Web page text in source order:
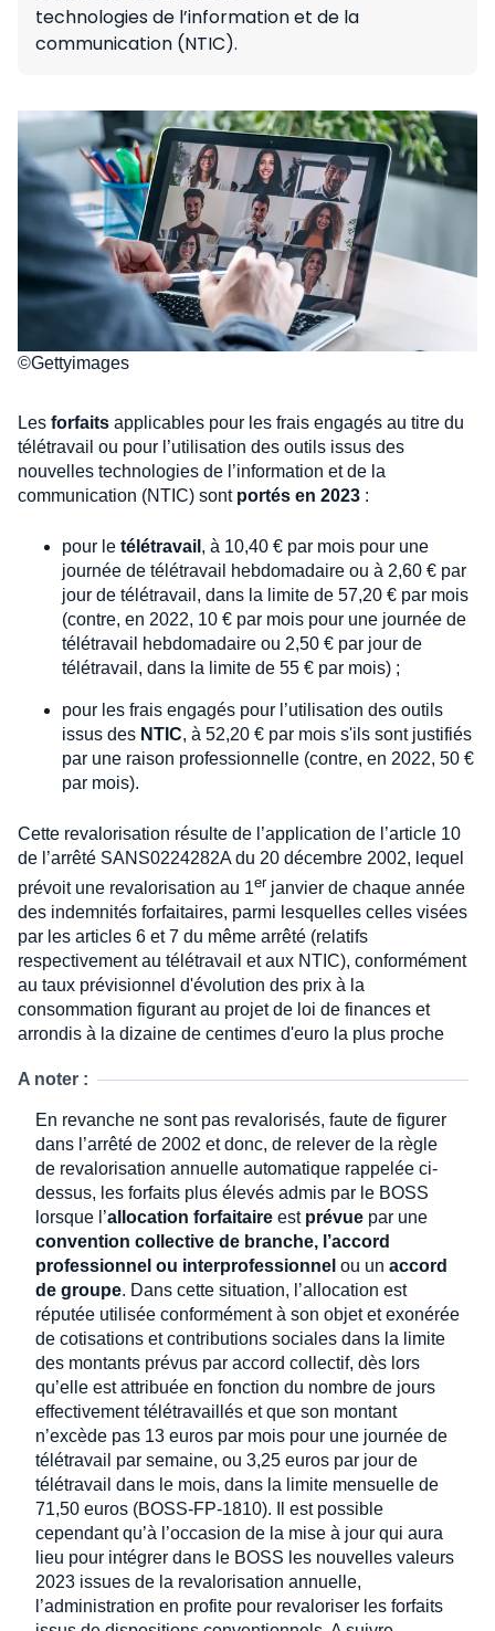
technologies de l’information et de la
communication (NTIC).
©Gettyimages
Les forfaits applicables pour les frais engagés au titre du
télétravail ou pour l’utilisation des outils issus des
nouvelles technologies de l’information et de la
communication (NTIC) sont portés en 2023 :
pour le télétravail , à 10,40 € par mois pour une
journée de télétravail hebdomadaire ou à 2,60 € par
jour de télétravail, dans la limite de 57,20 € par mois
(contre, en 2022, 10 € par mois pour une journée de
télétravail hebdomadaire ou 2,50 € par jour de
télétravail, dans la limite de 55 € par mois) ;
pour les frais engagés pour l’utilisation des outils
issus des NTIC, à 52,20 € par mois s'ils sont justifiés
par une raison professionnelle (contre, en 2022, 50 €
par mois).
Cette revalorisation résulte de l’application de l’article 10
de l’arrêté SANS0224282A du 20 décembre 2002, lequel
prévoit une revalorisation au 1er janvier de chaque année
des indemnités forfaitaires, parmi lesquelles celles visées
par les articles 6 et 7 du même arrêté (relatifs
respectivement au télétravail et aux NTIC), conformément
au taux prévisionnel d'évolution des prix à la
consommation figurant au projet de loi de finances et
arrondis à la dizaine de centimes d'euro la plus proche
A noter :
En revanche ne sont pas revalorisés, faute de figurer
dans l’arrêté de 2002 et donc, de relever de la règle
de revalorisation annuelle automatique rappelée ci-
dessus, les forfaits plus élevés admis par le BOSS
lorsque l’allocation forfaitaire est prévue par une
convention collective de branche, l’accord
professionnel ou interprofessionnel ou un accord
de groupe. Dans cette situation, l’allocation est
réputée utilisée conformément à son objet et exonérée
de cotisations et contributions sociales dans la limite
des montants prévus par accord collectif, dès lors
qu’elle est attribuée en fonction du nombre de jours
effectivement télétravaillés et que son montant
n’excède pas 13 euros par mois pour une journée de
télétravail par semaine, ou 3,25 euros par jour de
télétravail dans le mois, dans la limite mensuelle de
71,50 euros (BOSS-FP-1810). Il est possible
cependant qu’à l’occasion de la mise à jour qui aura
lieu pour intégrer dans le BOSS les nouvelles valeurs
2023 issues de la revalorisation annuelle,
l’administration en profite pour revaloriser les forfaits